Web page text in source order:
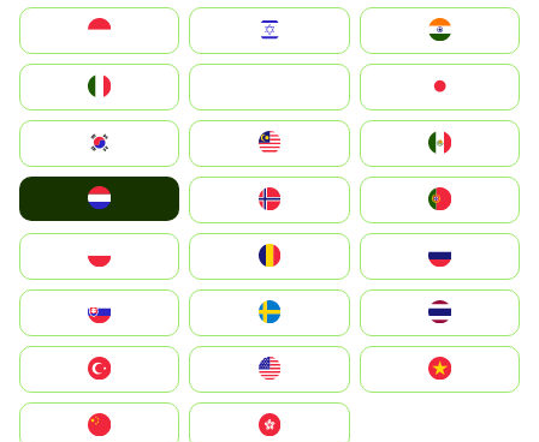
South Korea
United States
中國香港特別行政區